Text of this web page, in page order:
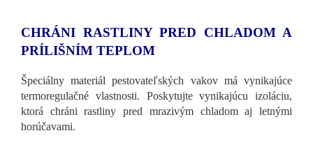
CHRÁNI RASTLINY PRED CHLADOM A
PRÍLIŠNÍM TEPLOM
Špeciálny materiál pestovateľských vakov má vynikajúce
termoregulačné vlastnosti. Poskytujte vynikajúcu izoláciu,
ktorá chráni rastliny pred mrazivým chladom aj letnými
horúčavami.